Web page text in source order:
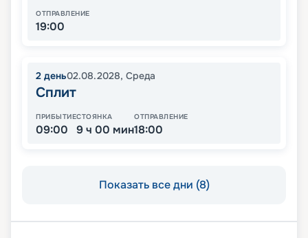
ОТПРАВЛЕНИЕ
19:00
2 день02.08.2028, Среда
Сплит
ПРИБЫТИЕ
09:00
СТОЯНКА
9 ч 00 мин
ОТПРАВЛЕНИЕ
18:00
Показать все дни (8)